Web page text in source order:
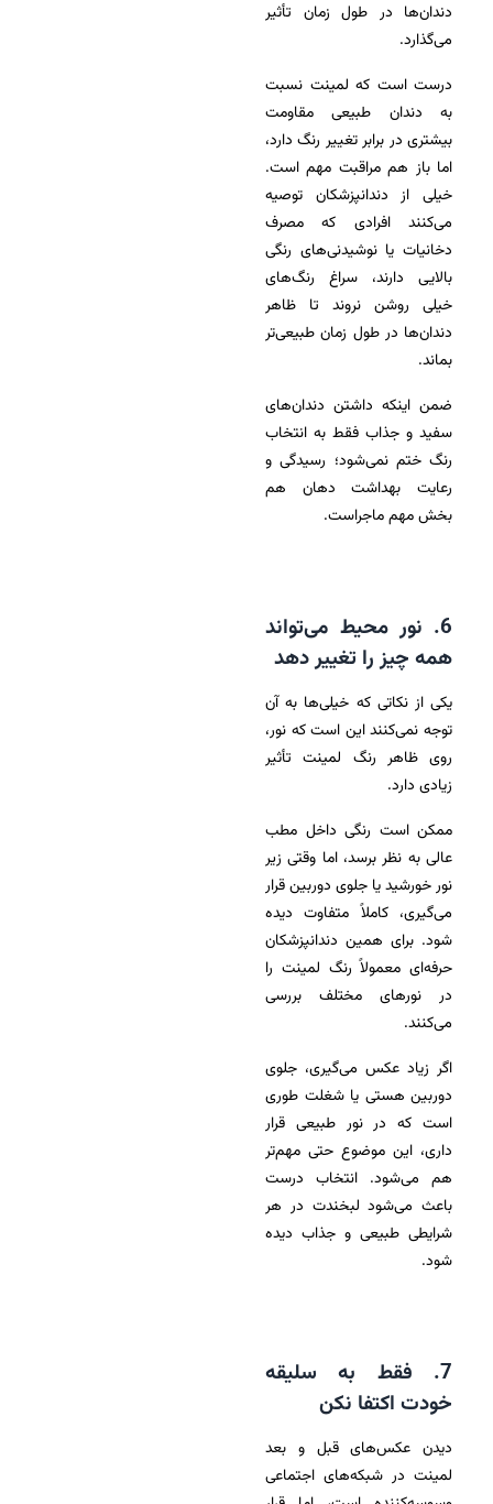
دندان‌ها در طول زمان تأثیر
می‌گذارد.
درست است که لمینت نسبت
به دندان طبیعی مقاومت
بیشتری در برابر تغییر رنگ دارد،
اما باز هم مراقبت مهم است.
خیلی از دندانپزشکان توصیه
می‌کنند افرادی که مصرف
دخانیات یا نوشیدنی‌های رنگی
بالایی دارند، سراغ رنگ‌های
خیلی روشن نروند تا ظاهر
دندان‌ها در طول زمان طبیعی‌تر
بماند.
ضمن اینکه داشتن دندان‌های
سفید و جذاب فقط به انتخاب
رنگ ختم نمی‌شود؛ رسیدگی و
رعایت بهداشت دهان هم
بخش مهم ماجراست.
6. نور محیط می‌تواند
همه چیز را تغییر دهد
یکی از نکاتی که خیلی‌ها به آن
توجه نمی‌کنند این است که نور،
روی ظاهر رنگ لمینت تأثیر
زیادی دارد.
ممکن است رنگی داخل مطب
عالی به نظر برسد، اما وقتی زیر
نور خورشید یا جلوی دوربین قرار
می‌گیری، کاملاً متفاوت دیده
شود. برای همین دندانپزشکان
حرفه‌ای معمولاً رنگ لمینت را
در نورهای مختلف بررسی
می‌کنند.
اگر زیاد عکس می‌گیری، جلوی
دوربین هستی یا شغلت طوری
است که در نور طبیعی قرار
داری، این موضوع حتی مهم‌تر
هم می‌شود. انتخاب درست
باعث می‌شود لبخندت در هر
شرایطی طبیعی و جذاب دیده
شود.
7. فقط به سلیقه
خودت اکتفا نکن
دیدن عکس‌های قبل و بعد
لمینت در شبکه‌های اجتماعی